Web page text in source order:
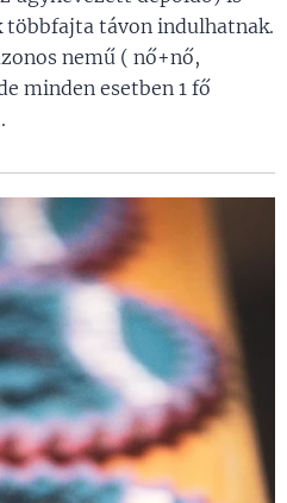
többfajta távon indulhatnak.
nemű ( nő+nő,
minden esetben 1 fő